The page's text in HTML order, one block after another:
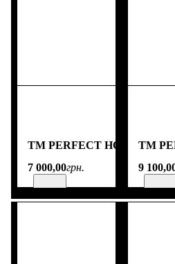
TM PERFECT HOME
7 000,00грн.
TM
9 100,